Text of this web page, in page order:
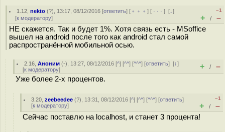
1.12 ,nekto (?), 13:17, 08/12/2016 [ответить] [ ﹢﹢﹢] [ · · ·][↓]
[к модератору]
–1
+ / –
НЕ скажется. Так и будет 1%. Хотя связь есть - MSoffice
вышел на android после того как android стал самой
распространённой мобильной осью.
2.16 ,Аноним (-), 13:27, 08/12/2016 [^] [^^] [^^^] [ответить][↓]
[к модератору] + / –
Уже более 2-х процентов.
3.20 ,zeebeedee (?), 13:31, 08/12/2016 [^] [^^] [^^^] [ответить]
[к модератору]
–1
+ / –
Сейчас поставлю на localhost, и станет 3 процента!